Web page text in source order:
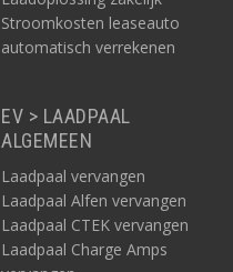
Stroomkosten leaseauto
automatisch verrekenen
EV > LAADPAAL
ALGEMEEN
Laadpaal vervangen
Laadpaal Alfen vervangen
Laadpaal CTEK vervangen
Laadpaal Charge Amps